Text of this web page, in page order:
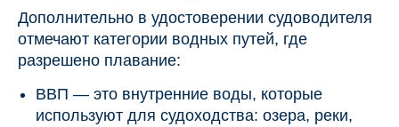
Дополнительно в удостоверении судоводителя
отмечают категории водных путей, где
разрешено плавание:
ВВП — это внутренние воды, которые
используют для судоходства: озера, реки,